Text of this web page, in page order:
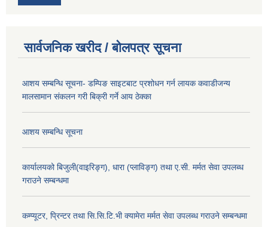
सार्वजनिक खरीद / बोलपत्र सूचना
आशय सम्बन्धि सूचना- डम्पिङ साइटबाट प्रशोधन गर्न लायक कवाडीजन्य
मालसामान संकलन गरी बिक्री गर्ने आय ठेक्का
आशय सम्बन्धि सूचना
कार्यालयको बिजुली(वाइरिङ्ग), धारा (प्लाविङ्ग) तथा ए.सी. मर्मत सेवा उपलब्ध
गराउने सम्बन्धमा
कम्प्यूटर, प्रिन्टर तथा सि.सि.टि.भी क्यामेरा मर्मत सेवा उपलब्ध गराउने सम्बन्धमा